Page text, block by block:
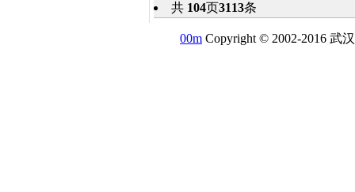
共 104页3113条
00m Copyright © 2002-2016 武